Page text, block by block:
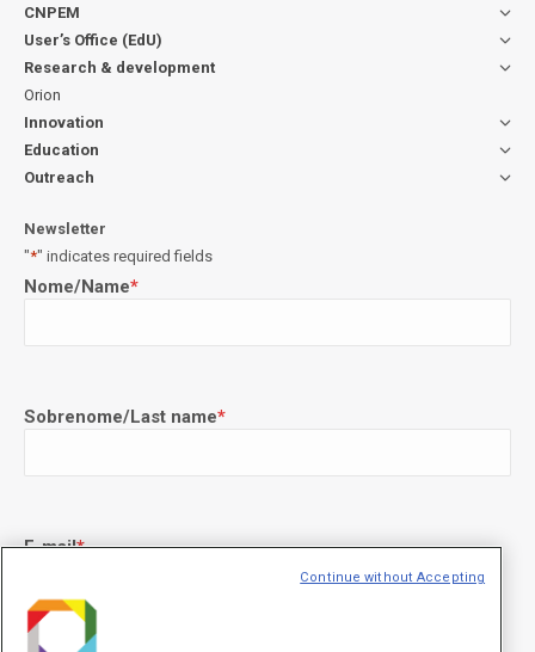
CNPEM
User’s Office (EdU)
Research & development
Orion
Innovation
Education
Outreach
Newsletter
"*" indicates required fields
Nome/Name*
Sobrenome/Last name*
E-mail*
Continue without Accepting